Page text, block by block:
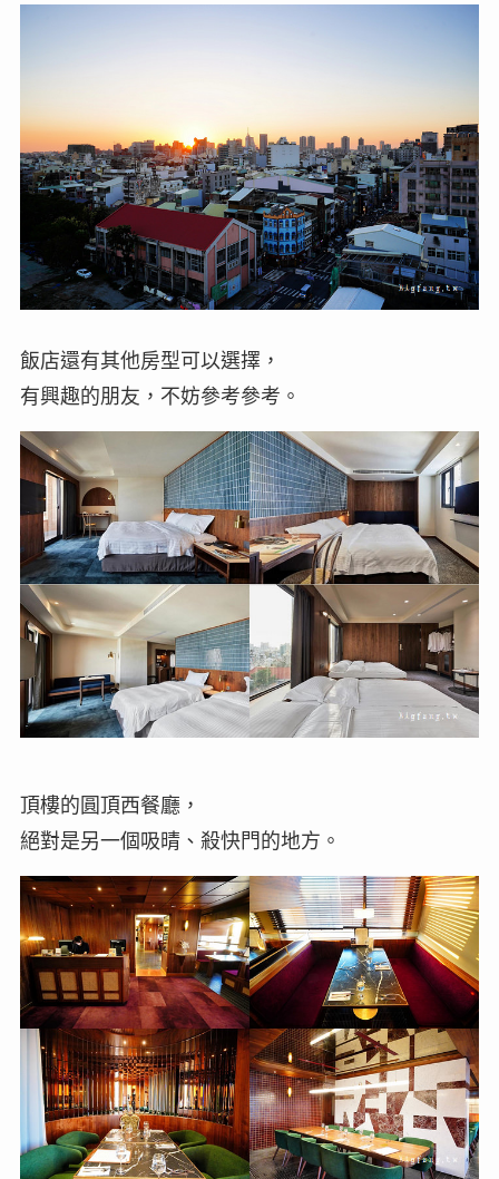
飯店還有其他房型可以選擇，
有興趣的朋友，不妨參考參考。
頂樓的圓頂西餐廳，
絕對是另一個吸晴、殺快門的地方。